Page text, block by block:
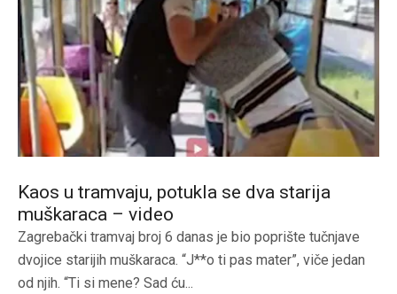
Kaos u tramvaju, potukla se dva starija
muškaraca – video
Zagrebački tramvaj broj 6 danas je bio poprište tučnjave
dvojice starijih muškaraca. “J**o ti pas mater”, viče jedan
od njih. “Ti si mene? Sad ću...